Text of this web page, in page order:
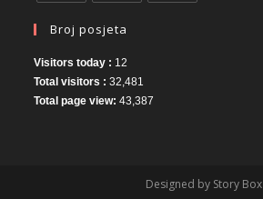
Broj posjeta
Visitors today : 12
Total visitors :32,481
Total page view:43,387
Designed by Story Box